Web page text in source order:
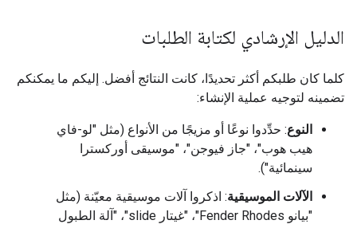
الدليل الإرشادي لكتابة الطلبات
كلما كان طلبكم أكثر تحديدًا، كانت النتائج أفضل. إليكم ما يمكنكم
تضمينه لتوجيه عملية الإنشاء:
النوع: حدِّدوا نوعًا أو مزيجًا من الأنواع (مثل "لو-فاي
هيب هوب"، "جاز فيوجن"، "موسيقى أوركسترا
سينمائية").
الآلات الموسيقية: اذكروا آلات موسيقية معيّنة (مثل
"بيانو Fender Rhodes"، "غيتار slide"، "آلة الطبول